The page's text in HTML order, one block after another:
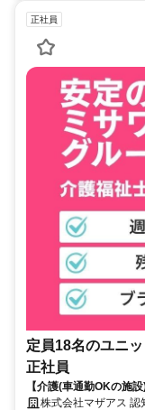
正社員
定員18名のユニ
正社員
【介護(車通勤OKの施
株式会社マザアス 認